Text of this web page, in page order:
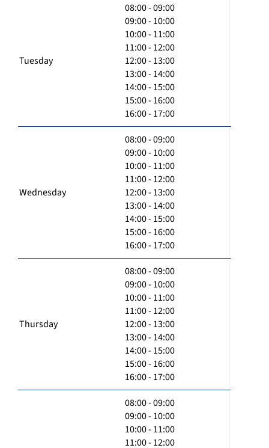
Tuesday
08:00 - 09:00
09:00 - 10:00
10:00 - 11:00
11:00 - 12:00
12:00 - 13:00
13:00 - 14:00
14:00 - 15:00
15:00 - 16:00
16:00 - 17:00
Wednesday
08:00 - 09:00
09:00 - 10:00
10:00 - 11:00
11:00 - 12:00
12:00 - 13:00
13:00 - 14:00
14:00 - 15:00
15:00 - 16:00
16:00 - 17:00
Thursday
08:00 - 09:00
09:00 - 10:00
10:00 - 11:00
11:00 - 12:00
12:00 - 13:00
13:00 - 14:00
14:00 - 15:00
15:00 - 16:00
16:00 - 17:00
08:00 - 09:00
09:00 - 10:00
10:00 - 11:00
11:00 - 12:00